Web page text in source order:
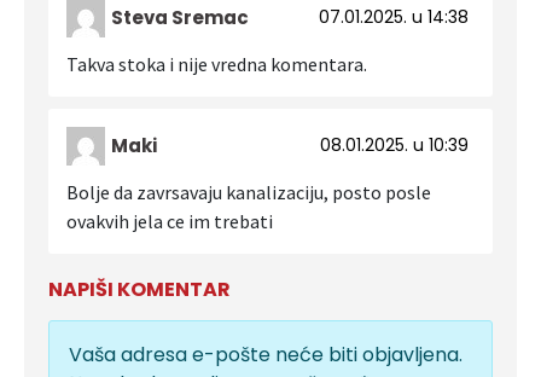
Steva Sremac
07.01.2025. u 14:38
Takva stoka i nije vredna komentara.
Maki
08.01.2025. u 10:39
Bolje da zavrsavaju kanalizaciju, posto posle
ovakvih jela ce im trebati
NAPIŠI KOMENTAR
Vaša adresa e-pošte neće biti objavljena.